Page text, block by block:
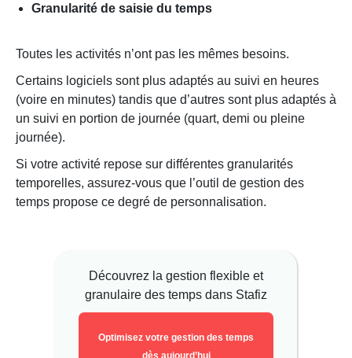
Granularité de saisie du temps
Toutes les activités n’ont pas les mêmes besoins.
Certains logiciels sont plus adaptés au suivi en heures
(voire en minutes) tandis que d’autres sont plus adaptés à
un suivi en portion de journée (quart, demi ou pleine
journée).
Si votre activité repose sur différentes granularités
temporelles, assurez-vous que l’outil de gestion des
temps propose ce degré de personnalisation.
Découvrez la gestion flexible et
granulaire des temps dans Stafiz
Optimisez votre gestion des temps
dès aujourd’hui